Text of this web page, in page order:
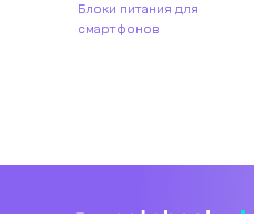
Блоки питания для
смартфонов